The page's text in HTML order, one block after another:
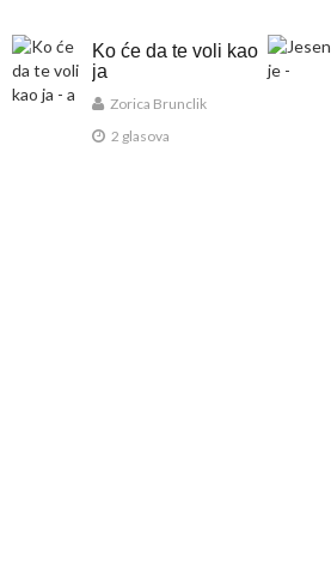
Ko će da te voli kao
ja
Zorica Brunclik
2 glasova